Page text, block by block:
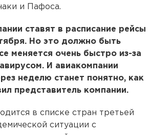
и Пафоса.
ставят в расписание рейсы
Но это должно быть
меняется очень быстро из-за
И авиакомпании
неделю станет понятно, как
представитель компании.
в списке стран третьей
ситуации с